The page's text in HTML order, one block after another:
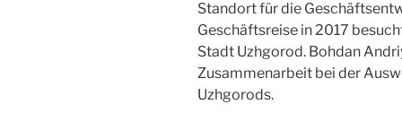
Standort für die
Geschäftsreise in 2017
Stadt Uzhgorod. Bohdan
Zusammenarbeit bei der
Uzhgorods.